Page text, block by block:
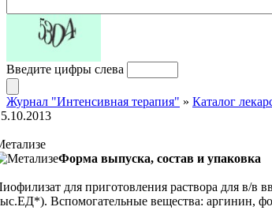
Введите цифры слева
Журнал "Интенсивная терапия" » Каталог
Форма выпуска, состав и упаковка
для приготовления раствора для в/в
Вспомогательные вещества: аргинин,